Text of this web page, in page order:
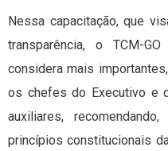
Nessa capacitação, que
transparência, o TCM-
considera mais
os chefes do Executivo e
auxiliares,
princípios constitucionais